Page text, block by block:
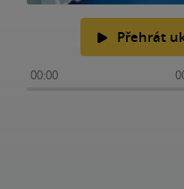
Přehrát
00:00